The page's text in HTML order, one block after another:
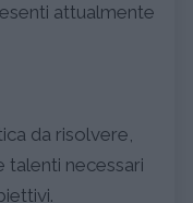
attualmente
da risolvere,
talenti necessari